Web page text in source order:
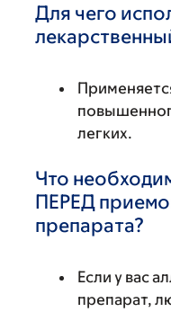
Для чего
легких.
Что
ПЕРЕД
препарата?
Если у вас
препарат,